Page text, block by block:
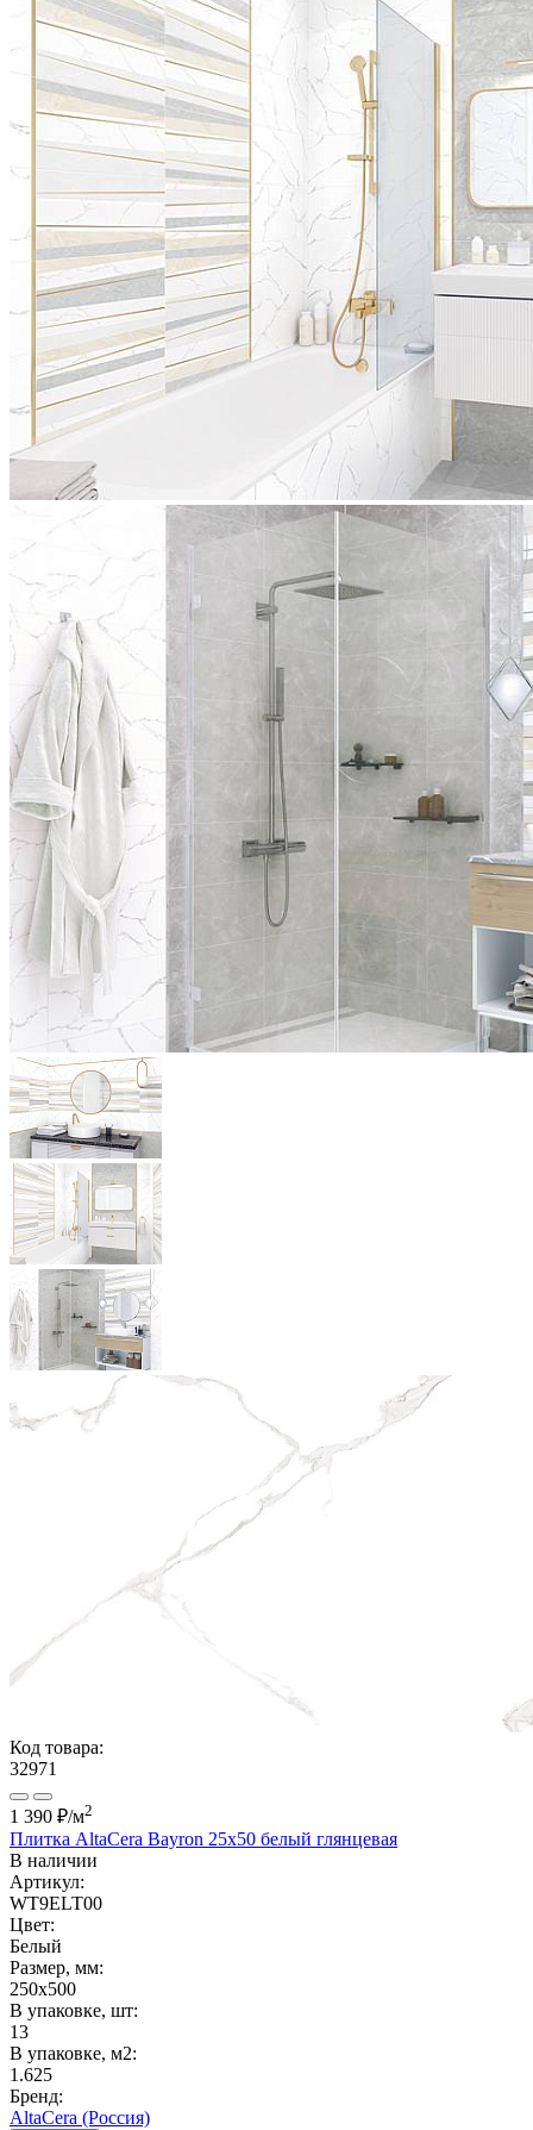
Код товара:
32971
1 390 ₽/м2
Плитка AltaCera Bayron 25x50 белый глянцевая
В наличии
Артикул:
WT9ELT00
Цвет:
Белый
Размер, мм:
250x500
В упаковке, шт:
13
В упаковке, м2:
1.625
Бренд:
AltaCera (Россия)